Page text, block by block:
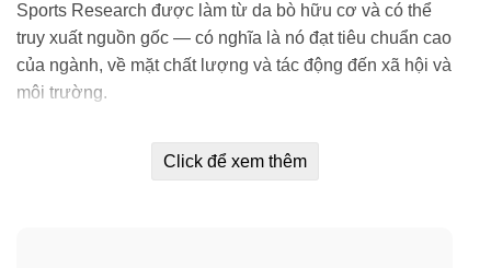
Sports Research được làm từ da bò hữu cơ và có thể
truy xuất nguồn gốc — có nghĩa là nó đạt tiêu chuẩn cao
của ngành, về mặt chất lượng và tác động đến xã hội và
môi trường.
Collagen Peptide thủy phân loại I & III của
có nguồn gốc từ Bò ăn cỏ Brazil và được bào
Click để xem thêm